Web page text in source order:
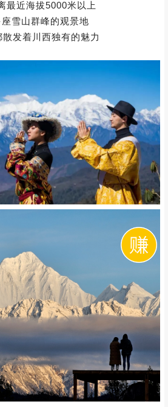
/ 王岗坪/
市石棉县王岗坪乡以北
以东，贡嘎山南麓
独特的地理位置
近的全维度天然观景平台
最近海拔5000米以上
雪山群峰的观景地
发着川西独有的魅力